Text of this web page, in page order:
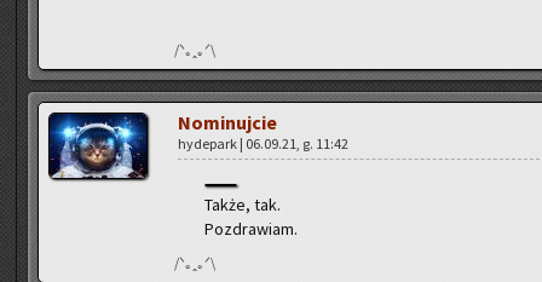
/ᐠ｡ꞈ｡ᐟ\
No­mi­nuj­cie
hy­de­park | 06.09.21, g. 11:42
Także, tak.
Po­zdra­wiam.
/ᐠ｡ꞈ｡ᐟ\